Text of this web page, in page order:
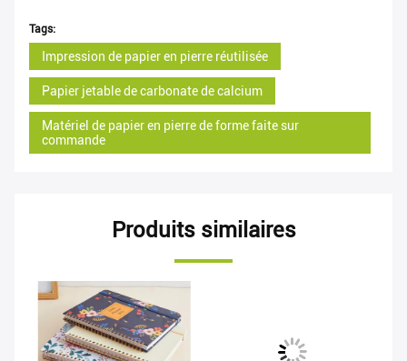
Tags:
Impression de papier en pierre réutilisée
Papier jetable de carbonate de calcium
Matériel de papier en pierre de forme faite sur
commande
Produits similaires